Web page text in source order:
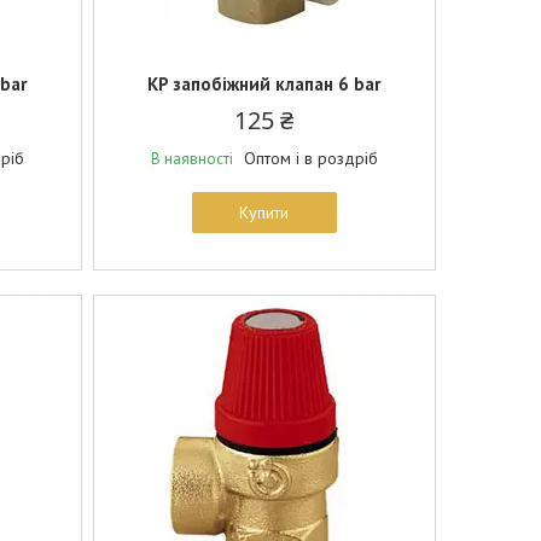
KP запобіжний клапан 6 bar
125 ₴
В наявності Оптом і в роздріб
Купити